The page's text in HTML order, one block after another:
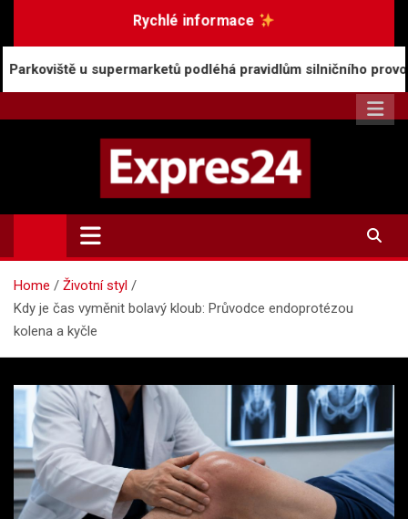
Rychlé informace
podléhá pravidlům silničního provozu
Expres24.cz
Rychlé zprávy po celý den
Home
Životní styl
Kdy je čas vyměnit bolavý kloub: Průvodce endoprotézou
kolena a kyčle